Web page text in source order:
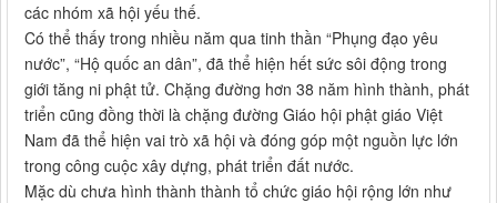
các nhóm xã hội yếu thế.
Có thể thấy trong nhiều năm qua tinh thần “Phụng đạo yêu
nước”, “Hộ quốc an dân”, đã thể hiện hết sức sôi động trong
giới tăng ni phật tử. Chặng đường hơn 38 năm hình thành, phát
triển cũng đồng thời là chặng đường Giáo hội phật giáo Việt
Nam đã thể hiện vai trò xã hội và đóng góp một nguồn lực lớn
trong công cuộc xây dựng, phát triển đất nước.
Mặc dù chưa hình thành thành tổ chức giáo hội rộng lớn như